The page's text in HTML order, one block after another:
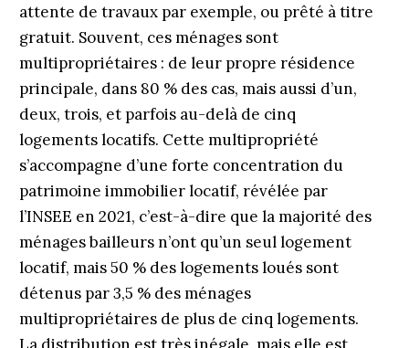
attente de travaux par exemple, ou prêté à titre
gratuit. Souvent, ces ménages sont
multipropriétaires : de leur propre résidence
principale, dans 80 % des cas, mais aussi d’un,
deux, trois, et parfois au-delà de cinq
logements locatifs. Cette multipropriété
s’accompagne d’une forte concentration du
patrimoine immobilier locatif, révélée par
l’INSEE en 2021, c’est-à-dire que la majorité des
ménages bailleurs n’ont qu’un seul logement
locatif, mais 50 % des logements loués sont
détenus par 3,5 % des ménages
multipropriétaires de plus de cinq logements.